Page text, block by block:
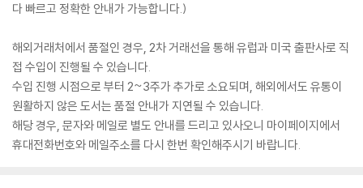
다 빠르고 정확한 안내가 가능합니다.)
해외거래처에서 품절인 경우, 2차 거래선을 통해 유럽과 미국 출판사로 직
접 수입이 진행될 수 있습니다.
수입 진행 시점으로 부터 2~3주가 추가로 소요되며, 해외에서도 유통이
원활하지 않은 도서는 품절 안내가 지연될 수 있습니다.
해당 경우, 문자와 메일로 별도 안내를 드리고 있사오니 마이페이지에서
휴대전화번호와 메일주소를 다시 한번 확인해주시기 바랍니다.